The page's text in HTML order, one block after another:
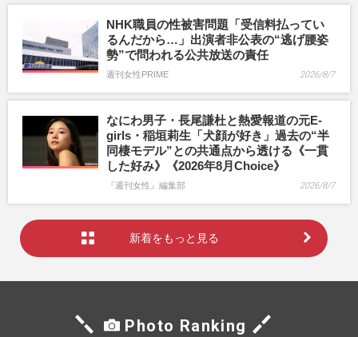
NHK職員の性被害問題「受信料払ってい
るんだから…」出演者非公表の“逃げ腰姿
勢”で問われる公共放送の責任
週刊女性PRIME 2026/8/7
なにわ男子・長尾謙杜と熱愛報道の元E-
girls・稲垣莉生「犬顔が好き」過去の“半
同棲モデル”との共通点から透ける《一貫
した好み》《2026年8月Choice》
『週刊女性』編集部 2026/8/7
新着をもっと見る
Photo Ranking